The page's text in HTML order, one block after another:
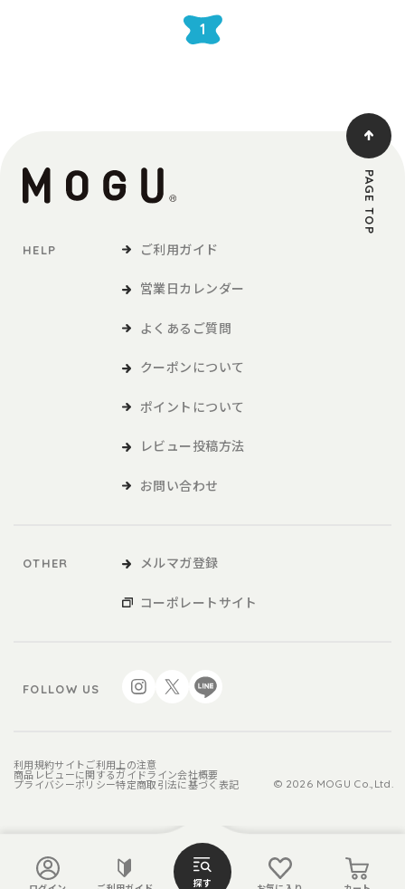
探す
1
HELP ご利用ガイド
営業日カレンダー
よくあるご質問
クーポンについて
ポイントについて
レビュー投稿方法
お問い合わせ
OTHER メルマガ登録
コーポレートサイト
FOLLOW US
利用規約サイトご利用上の注意
商品レビューに関するガイドライン会社概要
プライバシーポリシー特定商取引法に基づく表記 © 2026 MOGU Co.,Ltd.
PAGE TOP